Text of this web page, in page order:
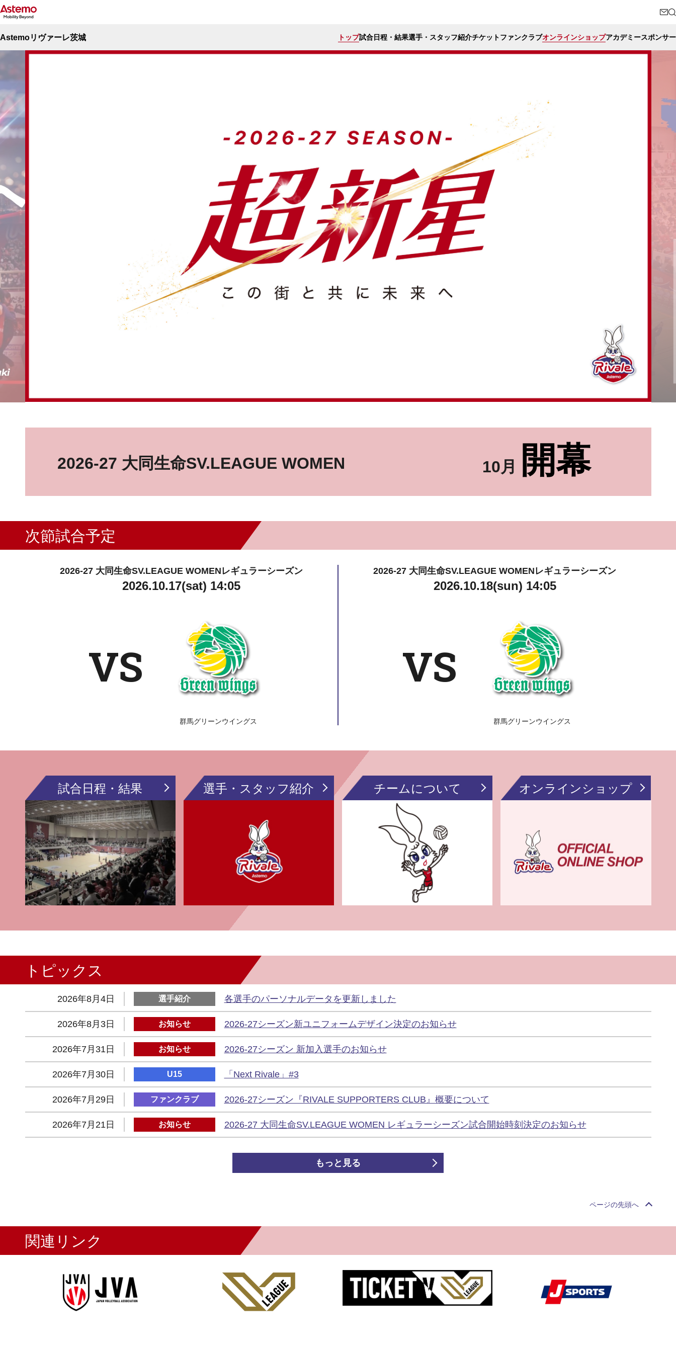
Astemoリヴァーレ茨城 トップ試合日程・結果選手・スタッフ紹介チケットファンクラブオンラインショップアカデミースポンサー
2026-27 大同生命SV.LEAGUE WOMEN 10月 開幕
次節試合予定
2026-27 大同生命SV.LEAGUE WOMENレギュラーシーズン
2026.10.17(sat) 14:05
VS
群馬グリーンウイングス
2026-27 大同生命SV.LEAGUE WOMENレギュラーシーズン
2026.10.18(sun) 14:05
VS
群馬グリーンウイングス
試合日程・結果 選手・スタッフ紹介 チームについて オンラインショップ
トピックス
2026年8月4日 選手紹介 各選手のパーソナルデータを更新しました
2026年8月3日 お知らせ 2026-27シーズン新ユニフォームデザイン決定のお知らせ
2026年7月31日 お知らせ 2026-27シーズン 新加入選手のお知らせ
2026年7月30日 U15 「Next Rivale」#3
2026年7月29日 ファンクラブ 2026-27シーズン『RIVALE SUPPORTERS CLUB』概要について
2026年7月21日 お知らせ 2026-27 大同生命SV.LEAGUE WOMEN レギュラーシーズン試合開始時刻決定のお知らせ
もっと見る
ページの先頭へ
関連リンク